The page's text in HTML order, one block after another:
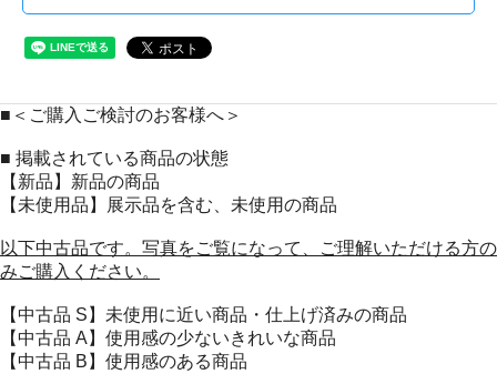
■＜ご購入ご検討のお客様へ＞
■ 掲載されている商品の状態
【新品】新品の商品
【未使用品】展示品を含む、未使用の商品
以下中古品です。写真をご覧になって、ご理解いただける方の
みご購入ください。
【中古品 S】未使用に近い商品・仕上げ済みの商品
【中古品 A】使用感の少ないきれいな商品
【中古品 B】使用感のある商品